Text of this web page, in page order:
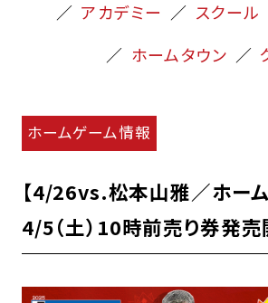
アカデミー
スクール
ホームタウン
ホームゲーム情報
【4/26vs.松本山雅／ホーム
4/5（土）10時前売り券発